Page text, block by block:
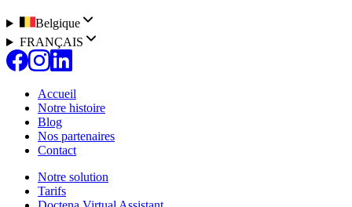
Belgique
FRANÇAIS
Accueil
Notre histoire
Blog
Nos partenaires
Contact
Notre solution
Tarifs